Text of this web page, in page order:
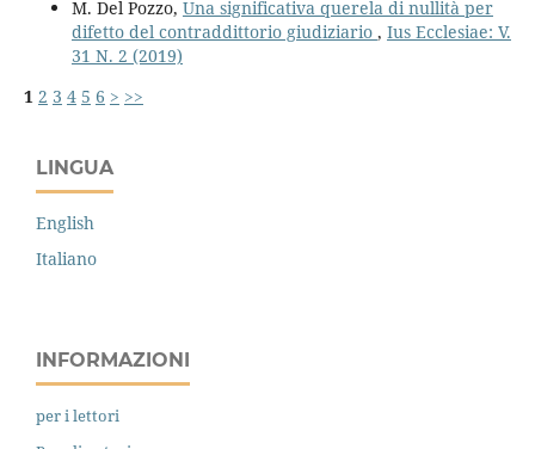
M. Del Pozzo, Una significativa querela di nullità per
difetto del contraddittorio giudiziario , Ius Ecclesiae: V.
31 N. 2 (2019)
1 2 3 4 5 6 > >>
LINGUA
English
Italiano
INFORMAZIONI
per i lettori